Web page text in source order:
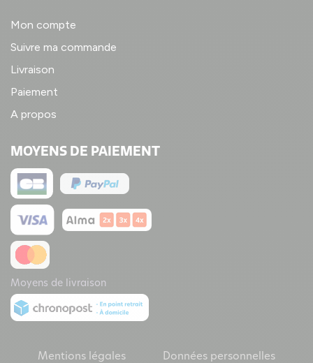
Mon compte
Suivre ma commande
Livraison
Paiement
A propos
MOYENS DE PAIEMENT
Moyens de livraison
Mentions légales Données personnelles